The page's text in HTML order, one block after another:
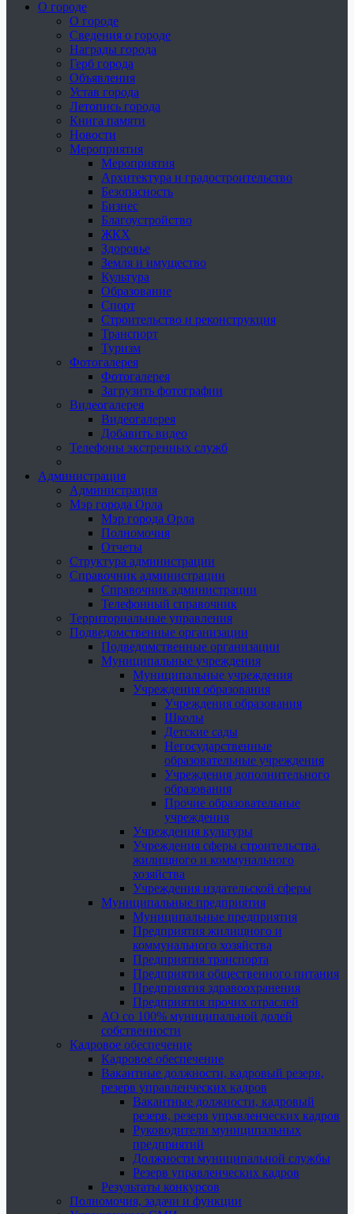
О городе
О городе
Сведения о городе
Награды города
Герб города
Объявления
Устав города
Летопись города
Книга памяти
Новости
Мероприятия
Мероприятия
Архитектура и градостроительство
Безопасность
Бизнес
Благоустройство
ЖКХ
Здоровье
Земля и имущество
Культура
Образование
Спорт
Строительство и реконструкция
Транспорт
Туризм
Фотогалерея
Фотогалерея
Загрузить фотографии
Видеогалерея
Видеогалерея
Добавить видео
Телефоны экстренных служб
Администрация
Администрация
Мэр города Орла
Мэр города Орла
Полномочия
Отчеты
Структура администрации
Справочник администрации
Справочник администрации
Телефонный справочник
Территориальные управления
Подведомственные организации
Подведомственные организации
Муниципальные учреждения
Муниципальные учреждения
Учреждения образования
Учреждения образования
Школы
Детские сады
Негосударственные
образовательные учреждения
Учреждения дополнительного
образования
Прочие образовательные
учреждения
Учреждения культуры
Учреждения сферы строительства,
жилищного и коммунального
хозяйства
Учреждения издательской сферы
Муниципальные предприятия
Муниципальные предприятия
Предприятия жилищного и
коммунального хозяйства
Предприятия транспорта
Предприятия общественного питания
Предприятия здравоохранения
Предприятия прочих отраслей
АО со 100% муниципальной долей
собственности
Кадровое обеспечение
Кадровое обеспечение
Вакантные должности, кадровый резерв,
резерв управленческих кадров
Вакантные должности, кадровый
резерв, резерв управленческих кадров
Руководители муниципальных
предприятий
Должности муниципальной службы
Резерв управленческих кадров
Результаты конкурсов
Полномочия, задачи и функции